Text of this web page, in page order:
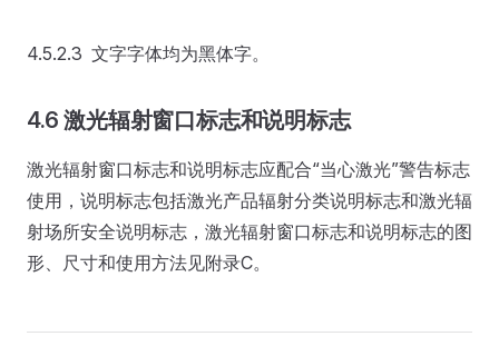
4.5.2.3 文字字体均为黑体字。
4.6 激光辐射窗口标志和说明标志
激光辐射窗口标志和说明标志应配合“当心激光”警告标志
使用，说明标志包括激光产品辐射分类说明标志和激光辐
射场所安全说明标志，激光辐射窗口标志和说明标志的图
形、尺寸和使用方法见附录C。